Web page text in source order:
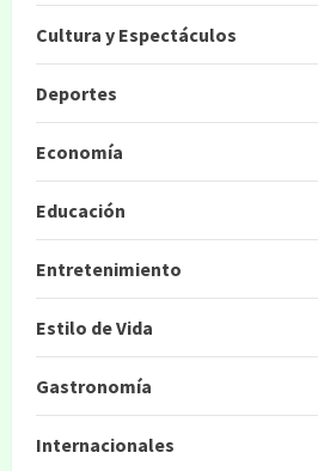
Cultura y Espectáculos
Deportes
Economía
Educación
Entretenimiento
Estilo de Vida
Gastronomía
Internacionales